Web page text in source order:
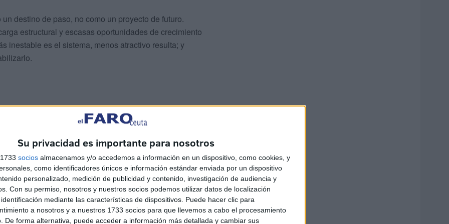
Su privacidad es importante para nosotros
socios almacenamos y/o accedemos a información en un dispositivo, como cookies, y
como identificadores únicos e información estándar enviada por un dispositivo
personalizado, medición de publicidad y contenido, investigación de audiencia y
Con su permiso, nosotros y nuestros socios podemos utilizar datos de localización
mediante las características de dispositivos. Puede hacer clic para
a nosotros y a nuestros 1733 socios para que llevemos a cabo el procesamiento
De forma alternativa, puede acceder a información más detallada y cambiar sus
destino de paso, no como un proyecto de futuro.
estructural y escasas oportunidades de crecimiento
inestable es el sistema, menos atractivo resulta; y
que no se puede obviar.
abría la puerta a declarar determinados puestos
pensada precisamente para territorios como Ceuta y
Sanidad no está aplicando esta posibilidad en nuestra